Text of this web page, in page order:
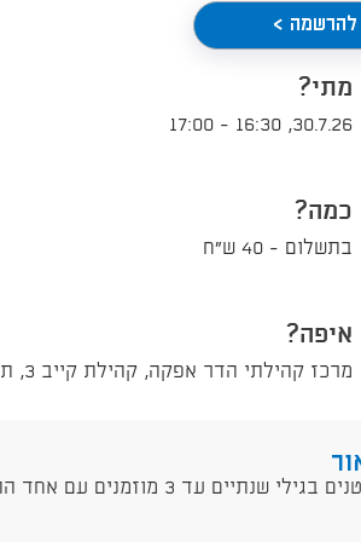
להרשמה >
מתי?
30.7.26
,
16:30
-
17:00
כמה?
בתשלום - 40 ש"ח
איפה?
מרכז קהילתי הדר אפקה, קהילת קייב 3, תל אביב - יפו
שנתיים עד 3 מוזמנים עם אחד ההורים לשיעור ניסיון